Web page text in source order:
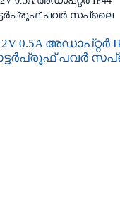
0.5A അഡാപ്റ്റർ
പവർ